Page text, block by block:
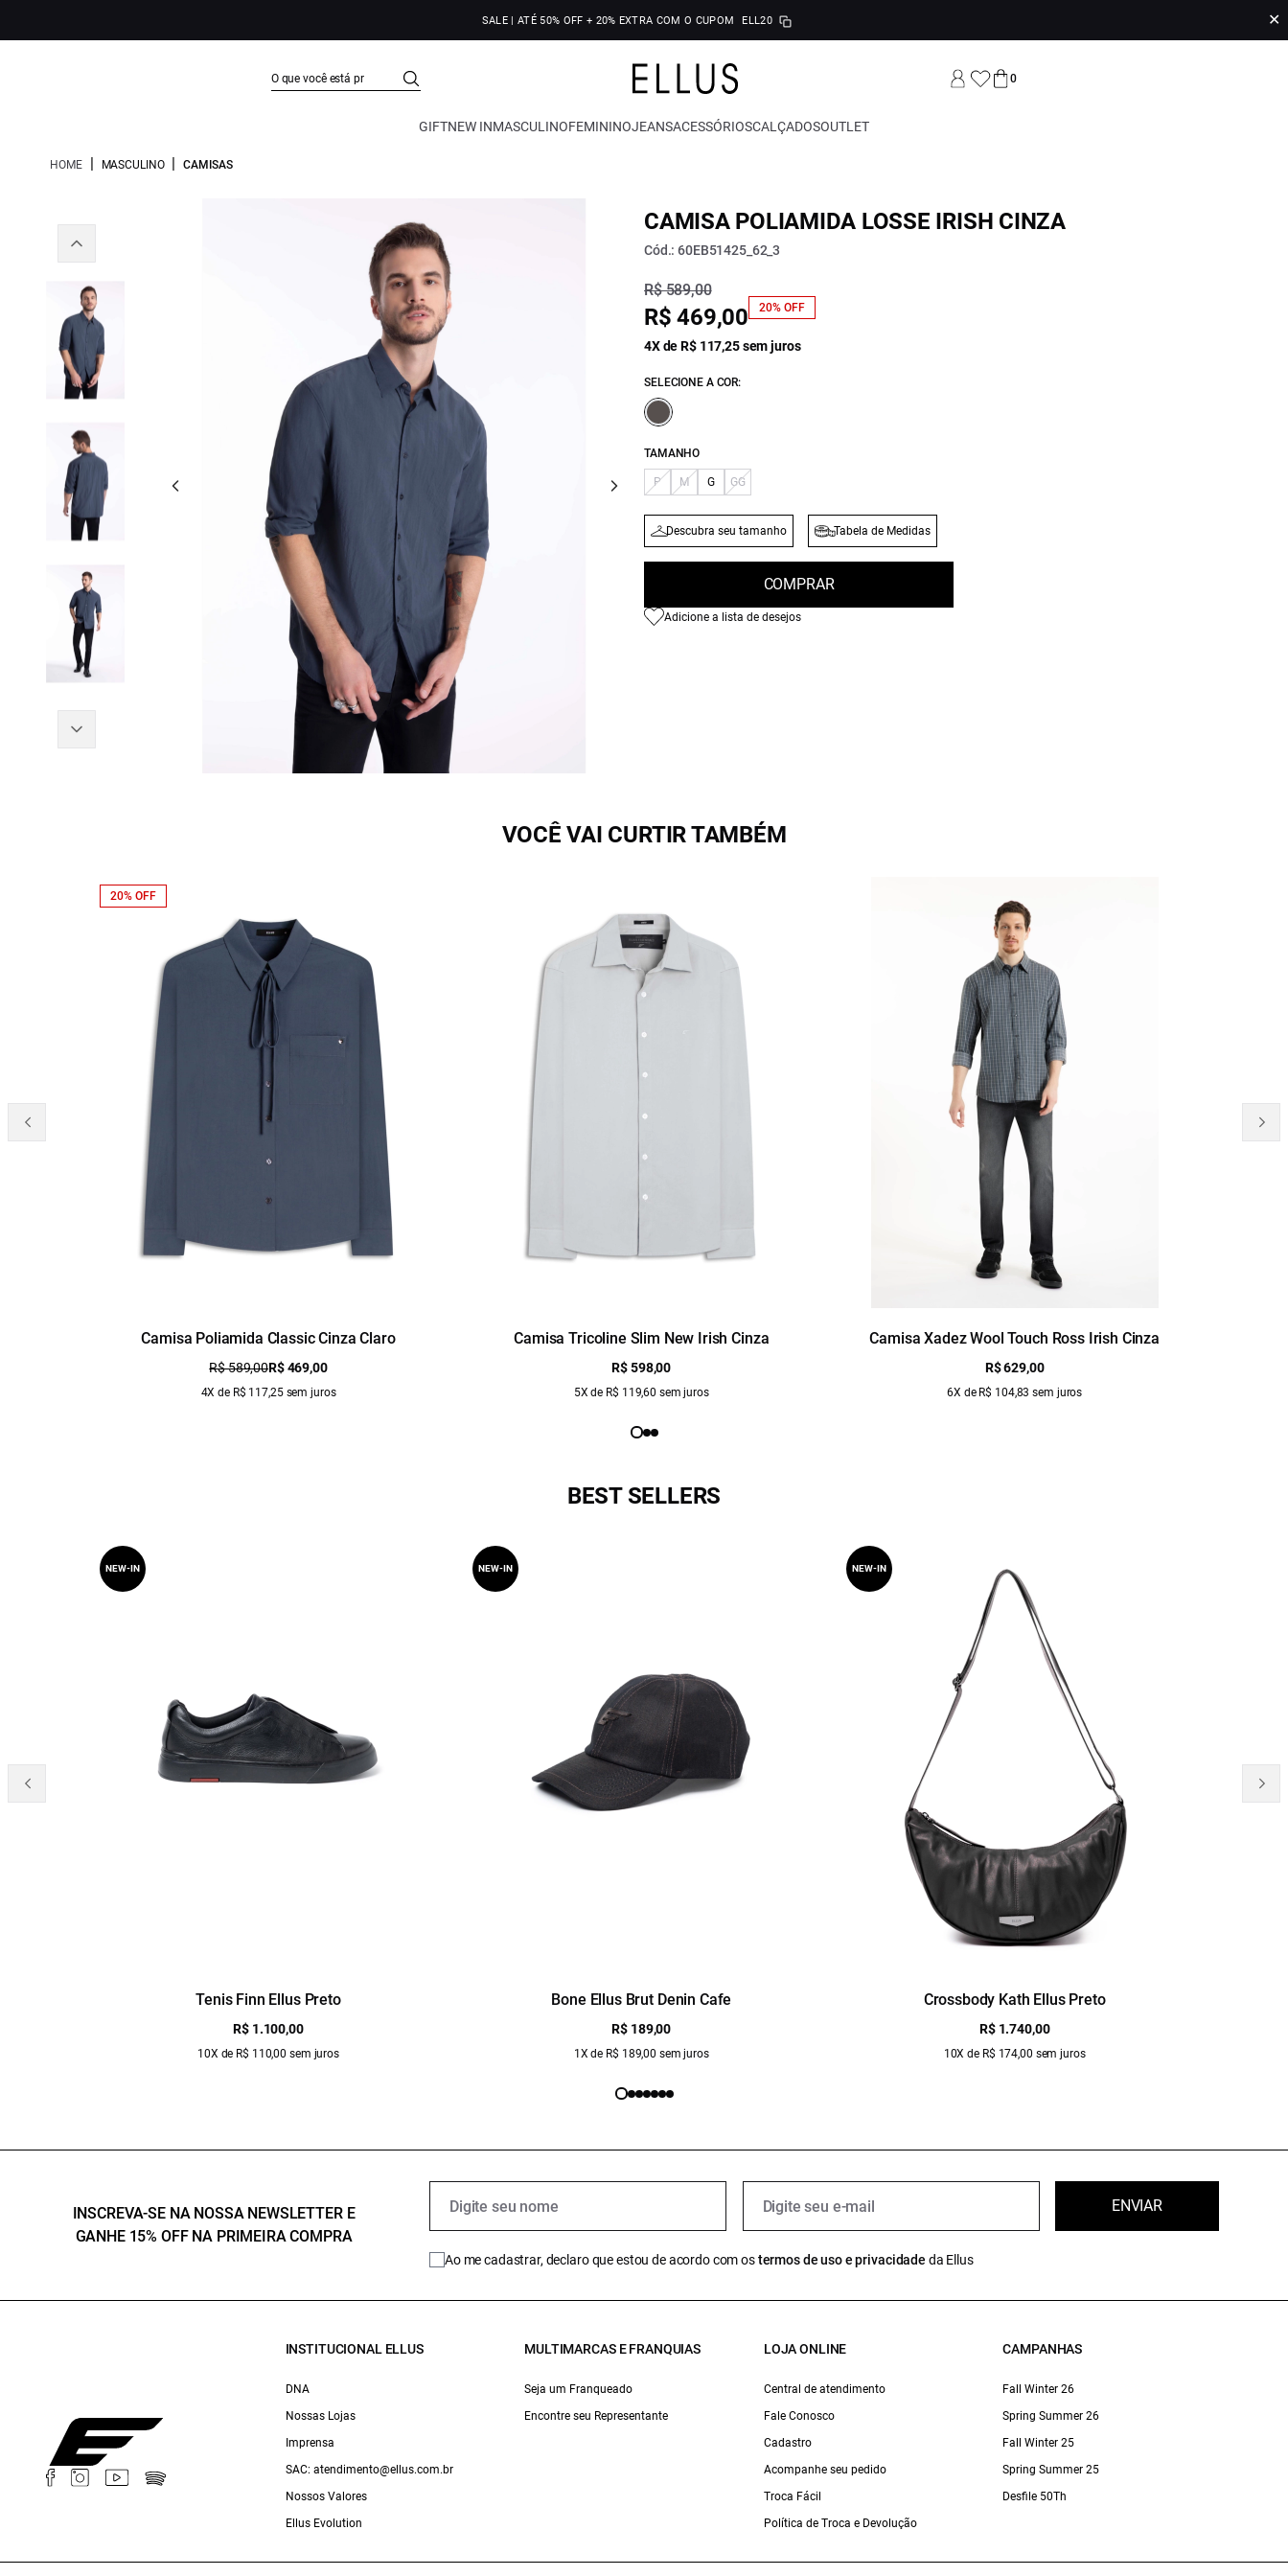
SALE | ATÉ 50% OFF + 20% EXTRA COM O CUPOM ELL20 ✕
0
GIFTNEW INMASCULINOFEMININOJEANSACESSÓRIOSCALÇADOSOUTLET
HOME | MASCULINO | CAMISAS
CAMISA POLIAMIDA LOSSE IRISH CINZA
Cód.: 60EB51425_62_3
R$ 589,00
R$ 469,00 20% OFF
4X de R$ 117,25 sem juros
SELECIONE A COR:
TAMANHO
P M G GG
Descubra seu tamanho Tabela de Medidas
COMPRAR
Adicione a lista de desejos
VOCÊ VAI CURTIR TAMBÉM
Camisa Poliamida Classic Cinza Claro
R$ 589,00R$ 469,00
4X de R$ 117,25 sem juros
20% OFF
Camisa Tricoline Slim New Irish Cinza
R$ 598,00
5X de R$ 119,60 sem juros
Camisa Xadez Wool Touch Ross Irish Cinza
R$ 629,00
6X de R$ 104,83 sem juros
BEST SELLERS
Tenis Finn Ellus Preto
R$ 1.100,00
10X de R$ 110,00 sem juros
NEW-IN
Bone Ellus Brut Denin Cafe
R$ 189,00
1X de R$ 189,00 sem juros
NEW-IN
Crossbody Kath Ellus Preto
R$ 1.740,00
10X de R$ 174,00 sem juros
NEW-IN
INSCREVA-SE NA NOSSA NEWSLETTER E
GANHE 15% OFF NA PRIMEIRA COMPRA
ENVIAR
Ao me cadastrar, declaro que estou de acordo com ostermos de uso e privacidade da Ellus
INSTITUCIONAL ELLUS
DNA
Nossas Lojas
Imprensa
SAC: atendimento@ellus.com.br
Nossos Valores
Ellus Evolution
MULTIMARCAS E FRANQUIAS
Seja um Franqueado
Encontre seu Representante
LOJA ONLINE
Central de atendimento
Fale Conosco
Cadastro
Acompanhe seu pedido
Troca Fácil
Política de Troca e Devolução
CAMPANHAS
Fall Winter 26
Spring Summer 26
Fall Winter 25
Spring Summer 25
Desfile 50Th